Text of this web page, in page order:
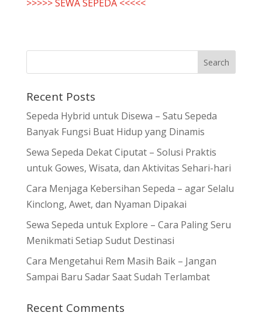
>>>>> SEWA SEPEDA <<<<<
Recent Posts
Sepeda Hybrid untuk Disewa – Satu Sepeda
Banyak Fungsi Buat Hidup yang Dinamis
Sewa Sepeda Dekat Ciputat – Solusi Praktis
untuk Gowes, Wisata, dan Aktivitas Sehari-hari
Cara Menjaga Kebersihan Sepeda – agar Selalu
Kinclong, Awet, dan Nyaman Dipakai
Sewa Sepeda untuk Explore – Cara Paling Seru
Menikmati Setiap Sudut Destinasi
Cara Mengetahui Rem Masih Baik – Jangan
Sampai Baru Sadar Saat Sudah Terlambat
Recent Comments